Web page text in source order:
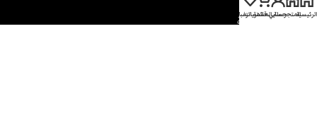
ارسل رسالة الرئيسيةالمتجرحسابي
سلة المشتريات
قائمة الرغبات